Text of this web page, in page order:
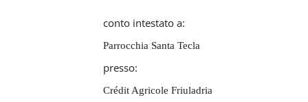
conto intestato a:
Parrocchia Santa Tecla
presso:
Crédit Agricole Friuladria